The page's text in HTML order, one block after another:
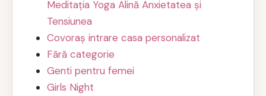
Meditația Yoga Alină Anxietatea și
Tensiunea
Covoraș intrare casa personalizat
Fără categorie
Genti pentru femei
Girls Night